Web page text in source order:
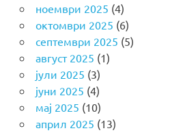
ноември 2025 (4)
октомври 2025 (6)
септември 2025 (5)
август 2025 (1)
јули 2025 (3)
јуни 2025 (4)
мај 2025 (10)
април 2025 (13)